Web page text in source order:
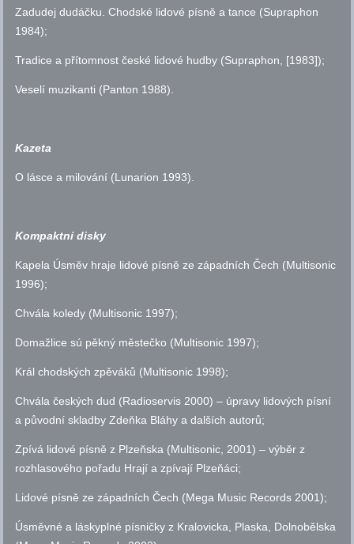
Zadudej dudáčku. Chodské lidové písně a tance (Supraphon
1984);
Tradice a přítomnost české lidové hudby (Supraphon, [1983]);
Veselí muzikanti (Panton 1988).
Kazeta
O lásce a milování (Lunarion 1993).
Kompaktní disky
Kapela Úsměv hraje lidové písně ze západních Čech (Multisonic
1996);
Chvála koledy (Multisonic 1997);
Domažlice sú pěkný městečko (Multisonic 1997);
Král chodských zpěváků (Multisonic 1998);
Chvála českých dud (Radioservis 2000) – úpravy lidových písní
a původní skladby Zdeňka Bláhy a dalších autorů;
Zpívá lidové písně z Plzeňska (Multisonic, 2001) – výběr z
rozhlasového pořadu Hrají a zpívají Plzeňáci;
Lidové písně ze západních Čech (Mega Music Records 2001);
Úsměvné a láskyplné písničky z Kralovicka, Plaska, Dolnobělska